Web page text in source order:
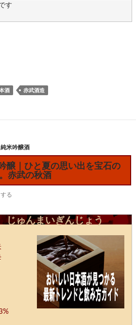
す
酒 赤武酒造
純米吟醸酒
醸｜ひと夏の思い出を宝石の
赤武の秋酒
る
ゅんまいぎんじょう